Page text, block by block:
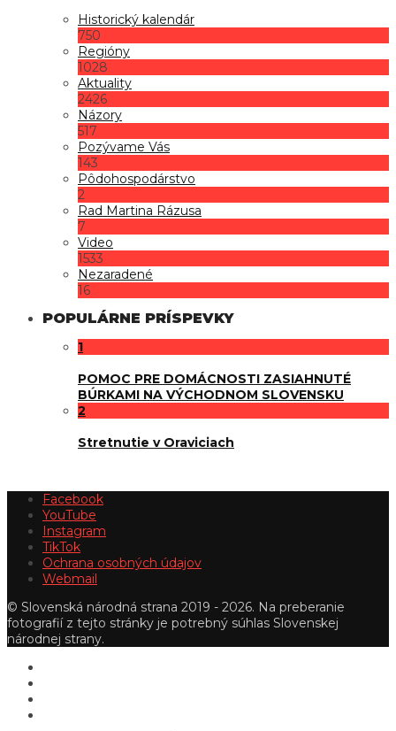
Historický kalendár
750
Regióny
1028
Aktuality
2426
Názory
517
Pozývame Vás
143
Pôdohospodárstvo
2
Rad Martina Rázusa
7
Video
1533
Nezaradené
16
POPULÁRNE PRÍSPEVKY
1
POMOC PRE DOMÁCNOSTI ZASIAHNUTÉ
BÚRKAMI NA VÝCHODNOM SLOVENSKU
2
Stretnutie v Oraviciach
Facebook
YouTube
Instagram
TikTok
Ochrana osobných údajov
Webmail
© Slovenská národná strana 2019 - 2026. Na preberanie
fotografií z tejto stránky je potrebný súhlas Slovenskej
národnej strany.